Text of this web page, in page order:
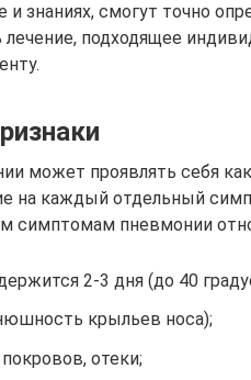
знаниях, смогут точно
подходящее
может проявлять себя
на каждый отдельный
симптомам пневмонии
2-3 дня (до 40
крыльев носа);
отеки;